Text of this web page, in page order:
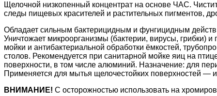
Щелочной низкопенный концентрат на основе ЧАС.
следы пищевых красителей и растительных пигментов,
Обладает сильным бактерицидным и фунгицидным
Уничтожает микроорганизмы (бактерии, вирусы, грибки)
мойки и антибактериальной обработки ёмкостей,
столов. Рекомендуется при санитарной мойке яиц на
поверхности, в том числе алюминий. Назначение: для
Применяется для мытья щелочестойких поверхностей —
ВНИМАНИЕ! С осторожностью использовать на